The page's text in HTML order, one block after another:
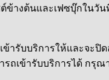
ข้างต้นและเฟซบุ๊กใน
ารับบริการให้และจะปิ
ถเข้ารับบริการได้ กรุ